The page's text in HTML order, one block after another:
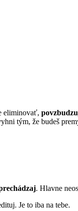
eliminovať,
tým, že budeš
. Hlavne
Je to iba na tebe.